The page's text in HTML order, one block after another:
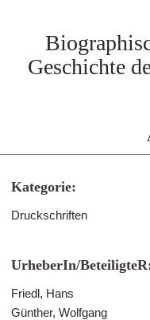
Geschichte
Kategorie:
Druckschriften
UrheberIn/
Friedl, Hans
Günther, Wolfgang